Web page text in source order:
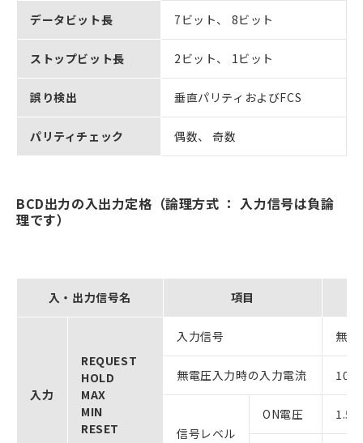
データビット長 7ビット、 8ビット
ストップビット長 2ビット、 1ビット
誤り検出 垂直パリティおよびFCS
パリティチェック 偶数、 奇数
BCD出力の入出力定格（論理方式 ： 入力信号は負論
理です）
入・出力信号名 項目
入力
REQUEST
HOLD
MAX
MIN
RESET
入力信号 無電
無電圧入力時の入力電流
信号レベル
ON電圧 1.5V